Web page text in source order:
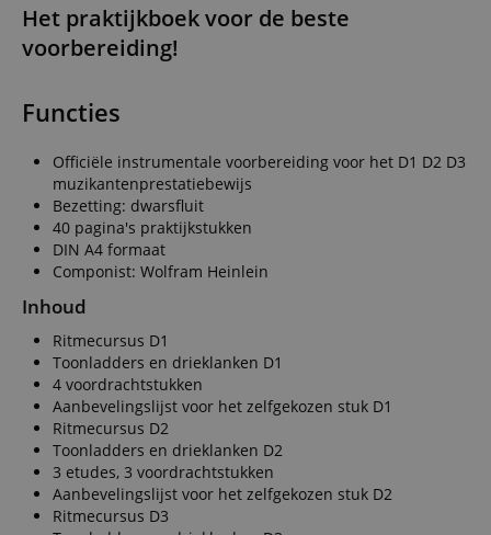
Het praktijkboek voor de beste
voorbereiding!
Functies
Officiële instrumentale voorbereiding voor het D1 D2 D3
muzikantenprestatiebewijs
Bezetting: dwarsfluit
40 pagina's praktijkstukken
DIN A4 formaat
Componist: Wolfram Heinlein
Inhoud
Ritmecursus D1
Toonladders en drieklanken D1
4 voordrachtstukken
Aanbevelingslijst voor het zelfgekozen stuk D1
Ritmecursus D2
Toonladders en drieklanken D2
3 etudes, 3 voordrachtstukken
Aanbevelingslijst voor het zelfgekozen stuk D2
Ritmecursus D3